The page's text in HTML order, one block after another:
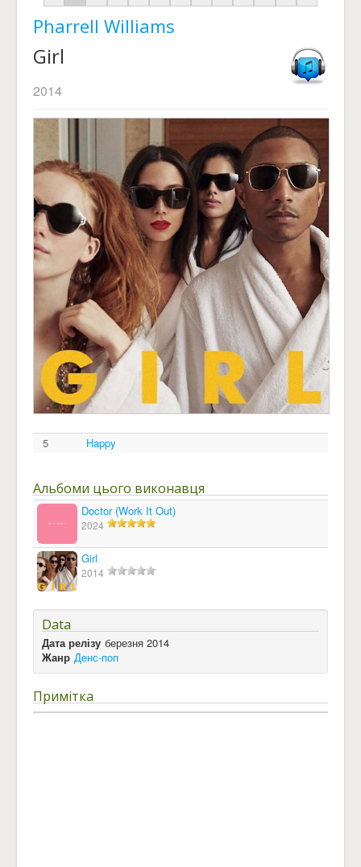
Pharrell Williams
Girl
2014
5 Happy
Альбоми цього виконавця
Doctor (Work It Out)
2024
Girl
2014
Data
Дата релізу березня 2014
Жанр Денс-поп
Примітка